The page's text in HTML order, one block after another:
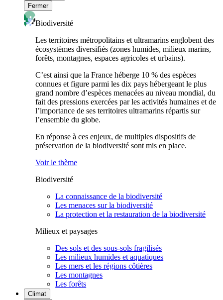
Fermer
Biodiversité
Les territoires métropolitains et ultramarins englobent des
écosystèmes diversifiés (zones humides, milieux marins,
forêts, montagnes, espaces agricoles et urbains).
C’est ainsi que la France héberge 10 % des espèces
connues et figure parmi les dix pays hébergeant le plus
grand nombre d’espèces menacées au niveau mondial, du
fait des pressions exercées par les activités humaines et de
l’importance de ses territoires ultramarins répartis sur
l’ensemble du globe.
En réponse à ces enjeux, de multiples dispositifs de
préservation de la biodiversité sont mis en place.
Voir le thème
Biodiversité
La connaissance de la biodiversité
Les menaces sur la biodiversité
La protection et la restauration de la biodiversité
Milieux et paysages
Des sols et des sous-sols fragilisés
Les milieux humides et aquatiques
Les mers et les régions côtières
Les montagnes
Les forêts
Climat